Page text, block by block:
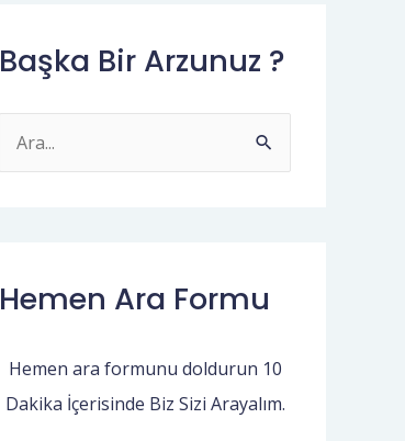
Başka Bir Arzunuz ?
c
o
Hemen Ara Formu
Hemen ara formunu doldurun 10
Dakika İçerisinde Biz Sizi Arayalım.